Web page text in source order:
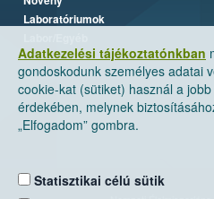
Adatkezelési tájékoztatónkban
gondoskodunk személyes adatai
cookie-kat (sütiket) használ a
érdekében, melynek
„Elfogadom” gombra.
Statisztikai célú sütik
Laboratóriumok